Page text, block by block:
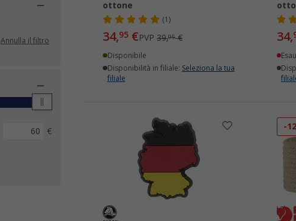
Annulla il filtro
€
ottone
(1)
34,95 €PVP39,95€
Disponibile
Disponibilità in filiale: Seleziona la tua
filiale
34,
-